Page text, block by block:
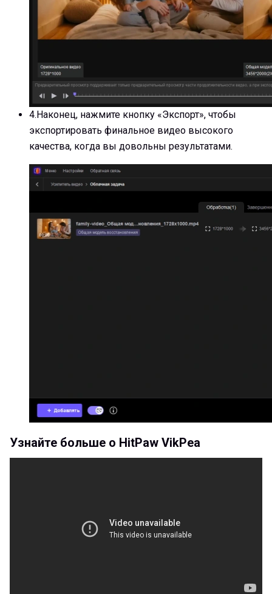
4.Наконец, нажмите кнопку «Экспорт», чтобы
экспортировать финальное видео высокого
качества, когда вы довольны результатами.
Узнайте больше о HitPaw VikPea